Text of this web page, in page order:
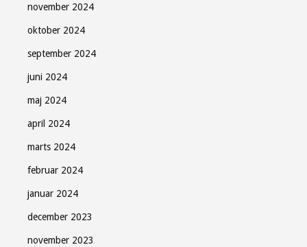
november 2024
oktober 2024
september 2024
juni 2024
maj 2024
april 2024
marts 2024
februar 2024
januar 2024
december 2023
november 2023